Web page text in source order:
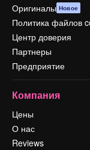
Оригиналы Новое
Политика файлов
Центр доверия
Партнеры
Предприятие
Компания
Цены
О нас
Reviews